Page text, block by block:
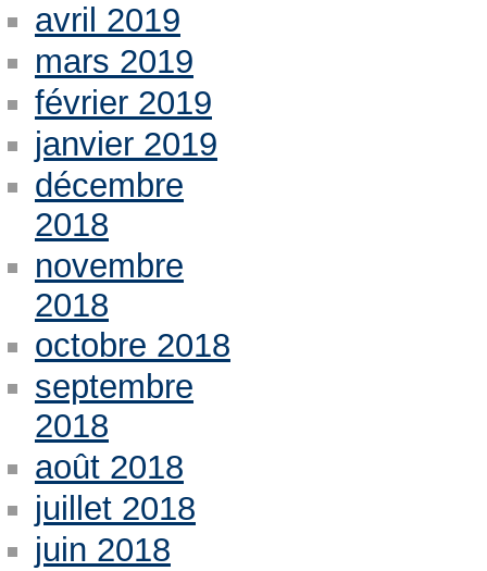
avril 2019
mars 2019
février 2019
janvier 2019
décembre
2018
novembre
2018
octobre 2018
septembre
2018
août 2018
juillet 2018
juin 2018